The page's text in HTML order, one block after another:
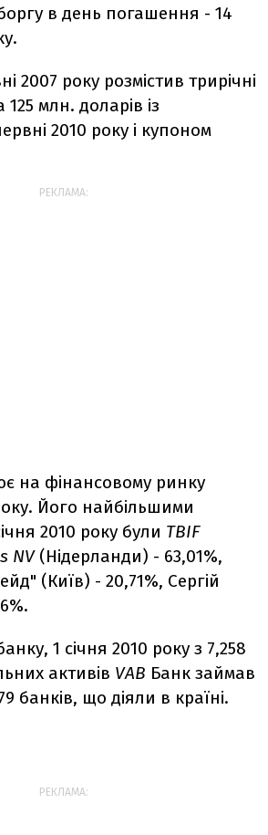
в день погашення - 14
2007 року розмістив трирічні
125 млн. доларів із
2010 року і купоном
РЕКЛАМА:
на фінансовому ринку
Його найбільшими
2010 року були TBIF
NV (Нідерланди) - 63,01%,
(Київ) - 20,71%, Сергій
1 січня 2010 року з 7,258
активів VAB Банк займав
банків, що діяли в країні.
РЕКЛАМА: